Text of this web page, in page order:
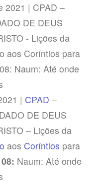
| CPAD –
DE DEUS
– Lições da
aos Coríntios para
Naum: Até onde